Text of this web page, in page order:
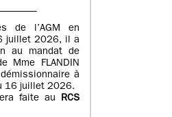
de l’AGM en
juillet 2026, il a
au mandat de
Mme FLANDIN
démissionnaire à
16 juillet 2026.
faite au RCS